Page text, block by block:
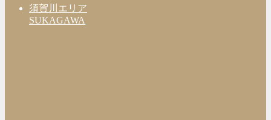
須賀川エリア
SUKAGAWA